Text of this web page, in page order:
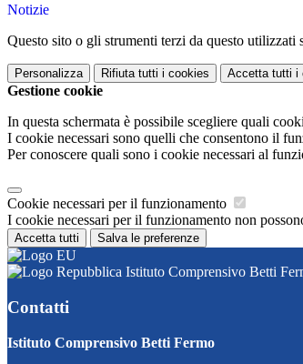
Notizie
Questo sito o gli strumenti terzi da questo
Personalizza Rifiuta tutti i cookies Accetta tutti i
Gestione cookie
In questa schermata è possibile scegliere quali
I cookie necessari sono quelli che consentono il
Per conoscere quali sono i cookie necessari al
Cookie necessari per il funzionamento
I cookie necessari per il funzionamento non
Accetta tutti Salva le preferenze
Istituto Comprensivo Betti
Contatti
Istituto Comprensivo Betti Fermo